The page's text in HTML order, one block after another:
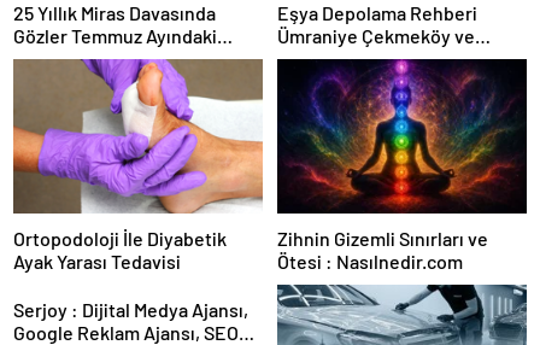
25 Yıllık Miras Davasında
Gözler Temmuz Ayındaki
Karar Duruşmasına Çevrildi
Eşya Depolama Rehberi
Ümraniye Çekmeköy ve
Kadıköy
Ortopodoloji İle Diyabetik
Ayak Yarası Tedavisi
Zihnin Gizemli Sınırları ve
Ötesi : Nasılnedir.com
Serjoy : Dijital Medya Ajansı,
Google Reklam Ajansı, SEO